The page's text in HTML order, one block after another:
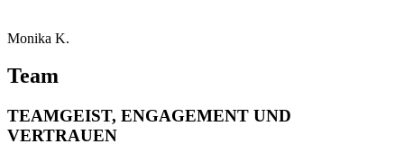
Monika K.
Team
TEAMGEIST, ENGAGEMENT UND
VERTRAUEN